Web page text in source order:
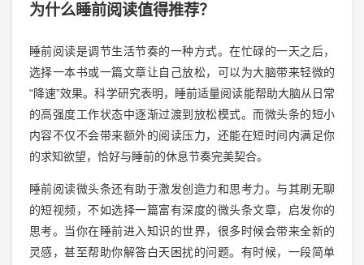
为什么睡前阅读值得推荐？
睡前阅读是调节生活节奏的一种方式。在忙碌的一天之后，
选择一本书或一篇文章让自己放松，可以为大脑带来轻微的
“降速”效果。科学研究表明，睡前适量阅读能帮助大脑从日常
的高强度工作状态中逐渐过渡到放松模式。而微头条的短小
内容不仅不会带来额外的阅读压力，还能在短时间内满足你
的求知欲望，恰好与睡前的休息节奏完美契合。
睡前阅读微头条还有助于激发创造力和思考力。与其刷无聊
的短视频，不如选择一篇富有深度的微头条文章，启发你的
思考。当你在睡前进入知识的世界，很多时候会带来全新的
灵感，甚至帮助你解答白天困扰的问题。有时候，一段简单